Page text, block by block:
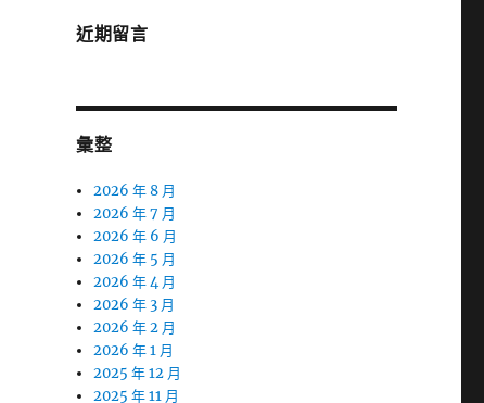
近期留言
彙整
2026 年 8 月
2026 年 7 月
2026 年 6 月
2026 年 5 月
2026 年 4 月
2026 年 3 月
2026 年 2 月
2026 年 1 月
2025 年 12 月
2025 年 11 月